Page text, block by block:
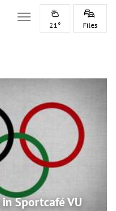
Toggle navigation
21° Files
Sportcafé VU